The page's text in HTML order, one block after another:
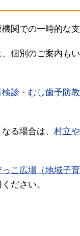
関での一時的な
個別のご案内も
診・むし歯予防
る場合は、 村立
っこ広場（地域子
ださい。